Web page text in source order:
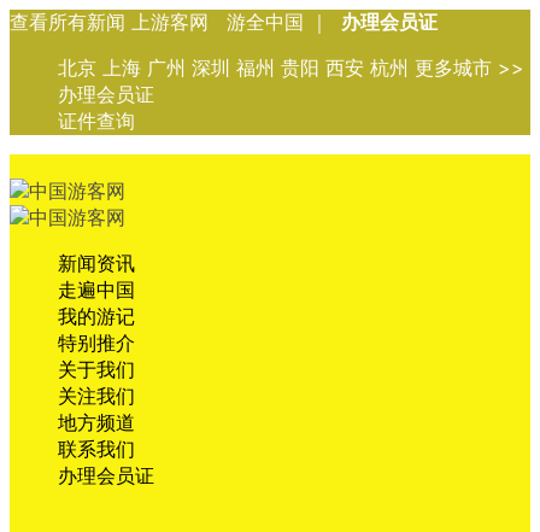
查看所有新闻 上游客网 游全中国 ｜
办理会员证
北京 上海 广州 深圳 福州 贵阳 西安 杭州 更多城市 >>
办理会员证
证件查询
新闻资讯
走遍中国
我的游记
特别推介
关于我们
关注我们
地方频道
联系我们
办理会员证